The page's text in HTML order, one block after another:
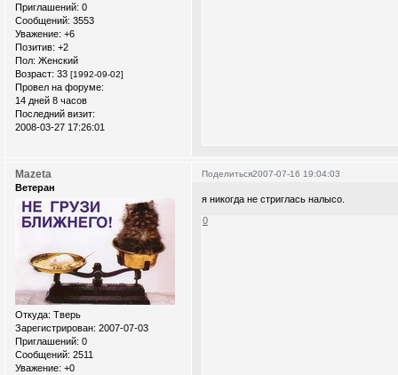
Приглашений: 0
Сообщений: 3553
Уважение: +6
Позитив: +2
Пол: Женский
Возраст: 33 [1992-09-02]
Провел на форуме:
14 дней 8 часов
Последний визит:
2008-03-27 17:26:01
Поделиться2007-07-16 19:04:03
Mazeta
Ветеран
Откуда: Тверь
Зарегистрирован: 2007-07-03
Приглашений: 0
Сообщений: 2511
Уважение: +0
я никогда не стриглась налысо.
0